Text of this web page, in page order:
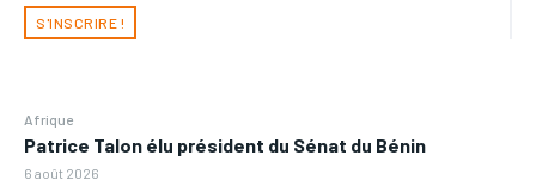
S'INSCRIRE !
Afrique
Patrice Talon élu président du Sénat du Bénin
6 août 2026